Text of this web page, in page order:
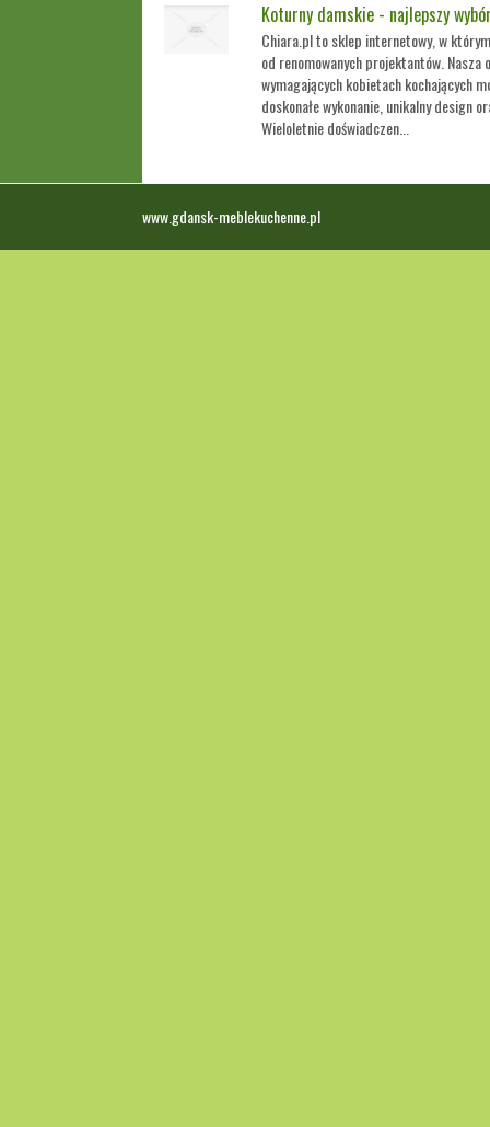
Koturny damskie - najlepszy
Chiara.pl to sklep internetowy, w
od renomowanych projektantów. Nasza
wymagających kobietach kochających
doskonałe wykonanie, unikalny design
Wieloletnie doświadczen...
www.gdansk-meblekuchenne.pl